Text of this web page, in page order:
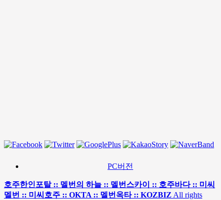
PC버전
호주한인포탈 :: 멜번의 하늘 :: 멜번스카이 :: 호주바다 :: 미씨
멜번 :: 미씨호주 :: OKTA :: 멜번옥타 :: KOZBIZ All rights